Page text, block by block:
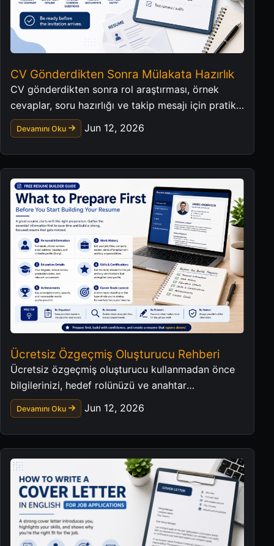
CV Gönderdikten Sonra Mülakata Hazırlık
CV gönderdikten sonra rol araştırması, örnek
cevaplar, soru hazırlığı ve takip mesajı için pratik
bir mülakat kontrol listesi.
Devamını Oku Jun 12, 2026
Ücretsiz Özgeçmiş Oluşturucu Rehberi
Ücretsiz özgeçmiş oluşturucu kullanmadan önce
bilgilerinizi, hedef rolünüzü ve anahtar
kelimelerinizi düzenleyin.
Devamını Oku Jun 12, 2026